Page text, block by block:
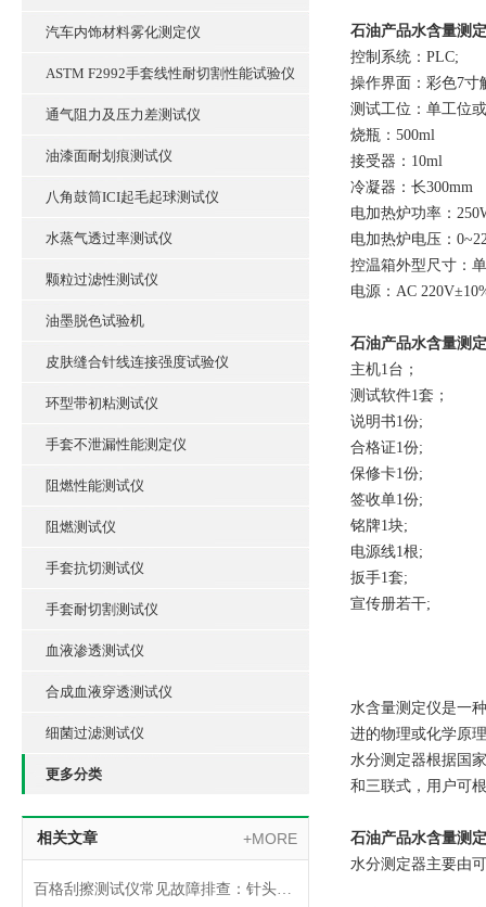
汽车内饰材料雾化测定仪
ASTM F2992手套线性耐切割性能试验仪
通气阻力及压力差测试仪
油漆面耐划痕测试仪
八角鼓筒ICI起毛起球测试仪
水蒸气透过率测试仪
颗粒过滤性测试仪
油墨脱色试验机
皮肤缝合针线连接强度试验仪
环型带初粘测试仪
手套不泄漏性能测定仪
阻燃性能测试仪
阻燃测试仪
手套抗切测试仪
手套耐切割测试仪
血液渗透测试仪
合成血液穿透测试仪
细菌过滤测试仪
更多分类
相关文章 +MORE
百格刮擦测试仪常见故障排查：针头磨损与运动轨迹偏移
石油产品水含量测
控制系统：PLC;
操作界面：彩色7寸
测试工位：单工位
烧瓶：500ml
接受器：10ml
冷凝器：长300mm
电加热炉功率：
电加热炉电压：
控温箱外型尺寸：
电源：AC
石油产品水含量测
主机1台；
测试软件1套；
说明书1份;
合格证1份;
保修卡1份;
签收单1份;
铭牌1块;
电源线1根;
扳手1套;
宣传册若干;
水含量测定仪是一
进的物理或化学原
水分测定器根据国
和三联式，用户可
石油产品水含量测
水分测定器主要由